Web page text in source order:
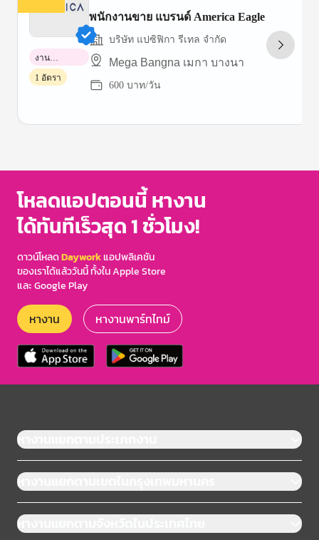
พนักงานขาย แบรนด์ America Eagle
บริษัท แปซิฟิกา รีเทล จำกัด
Mega Bangna เมกา บางนา
600 บาท/วัน
งาน
พาร์ทไทม์
1 อัตรา
of
โหลดแอปตอนนี้ หางาน
ได้ทันทีเร็วสุด 1 ชั่วโมง!
ดาวน์โหลดDayworkแอปพลิเคชัน
ของเราได้แล้ววันนี้ ทั้งใน Apple Store
และ Google Play
หางาน หางานพาร์ทไทม์
หางานแยกตามประเภทงาน
หางานแยกตามเขตในกรุงเทพมหานคร
หางานแยกตามจังหวัดในประเทศไทย